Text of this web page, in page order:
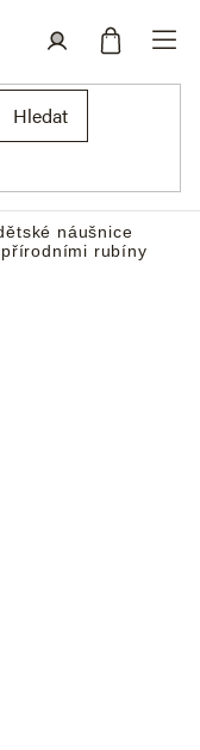
Hledat
náušnice
rubíny